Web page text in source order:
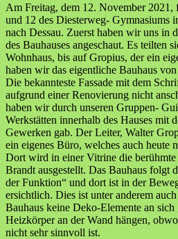
Am Freitag, dem 12. November 2021,
und 12 des Diesterweg- Gymnasiums
nach Dessau. Zuerst haben wir uns in
des Bauhauses angeschaut. Es teilten
Wohnhaus, bis auf Gropius, der ein
haben wir das eigentliche Bauhaus
Die bekannteste Fassade mit dem
aufgrund einer Renovierung nicht
haben wir durch unseren Gruppen-
Werkstätten innerhalb des Hauses mit
Gewerken gab. Der Leiter, Walter
ein eigenes Büro, welches auch heute
Dort wird in einer Vitrine die
Brandt ausgestellt. Das Bauhaus folgt
der Funktion“ und dort ist in der
ersichtlich. Dies ist unter anderem
Bauhaus keine Deko-Elemente an
Heizkörper an der Wand hängen,
nicht sehr sinnvoll ist.